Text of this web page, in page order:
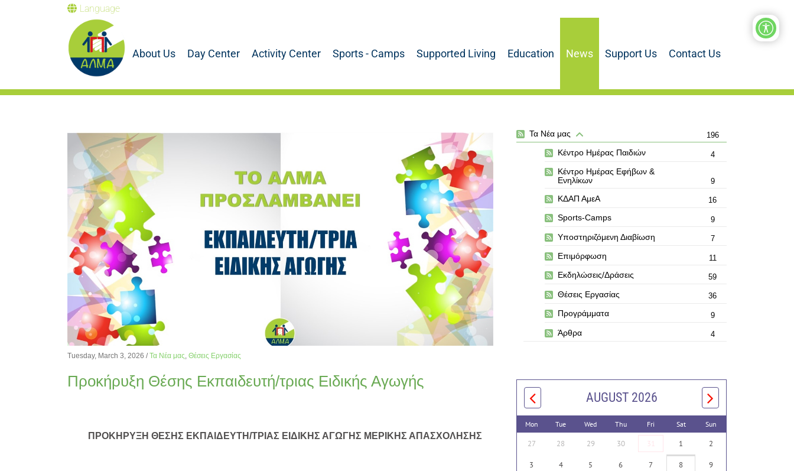
Language
About Us Day Center Activity Center Sports - Camps Supported Living Education News Support Us Contact Us
Tuesday, March 3, 2026 /Τα Νέα μας Θέσεις Εργασίας
Προκήρυξη Θέσης Εκπαιδευτή/τριας Ειδικής Αγωγής
ΠΡΟΚΗΡΥΞΗ ΘΕΣΗΣ ΕΚΠΑΙΔΕΥΤΗ/ΤΡΙΑΣ ΕΙΔΙΚΗΣ ΑΓΩΓΗΣ ΜΕΡΙΚΗΣ ΑΠΑΣΧΟΛΗΣΗΣ
Τα Νέα μας 196
Κέντρο Ημέρας Παιδιών 4
Κέντρο Ημέρας Εφήβων &
Ενηλίκων
9
ΚΔΑΠ ΑμεΑ 16
Sports-Camps 9
Υποστηριζόμενη Διαβίωση 7
Επιμόρφωση 11
Εκδηλώσεις/Δράσεις 59
Θέσεις Εργασίας 36
Προγράμματα 9
Άρθρα 4
AUGUST 2026
Mon Tue Wed Thu Fri Sat Sun
27 28 29 30 31 1 2
3 4 5 6 7 8 9